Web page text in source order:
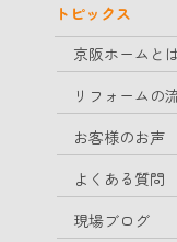
トピックス
京阪ホームと
リフォームの
お客様のお声
よくある質問
現場ブログ